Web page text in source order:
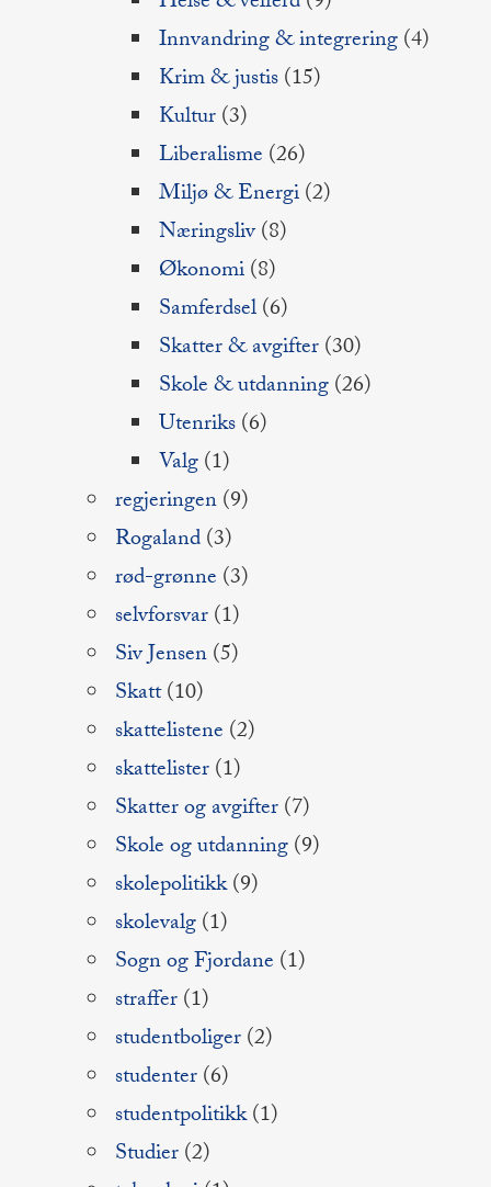
Innvandring & integrering(4)
Krim & justis(15)
Kultur(3)
Liberalisme (26)
Miljø & Energi(2)
Næringsliv(8)
Økonomi(8)
Samferdsel(6)
Skatter & avgifter(30)
Skole & utdanning(26)
Utenriks(6)
Valg(1)
regjeringen(9)
Rogaland(3)
rød-grønne (3)
selvforsvar(1)
Siv Jensen(5)
Skatt(10)
skattelistene (2)
skattelister(1)
Skatter og avgifter(7)
Skole og utdanning(9)
skolepolitikk(9)
skolevalg(1)
Sogn og Fjordane (1)
straffer(1)
studentboliger(2)
studenter(6)
studentpolitikk(1)
Studier(2)